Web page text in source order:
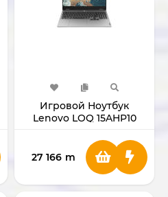
Игровой Ноутбук
Lenovo LOQ 15AHP10
16GB SSD 1TB RTX5060
8GB 83JG000WRK
27 166 m